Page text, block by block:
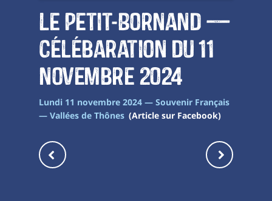
Le Petit-Bornand —
Célébaration du 11
novembre 2024
Lundi 11 novembre 2024 — Souvenir Français
— Vallées de Thônes (Article sur Facebook)